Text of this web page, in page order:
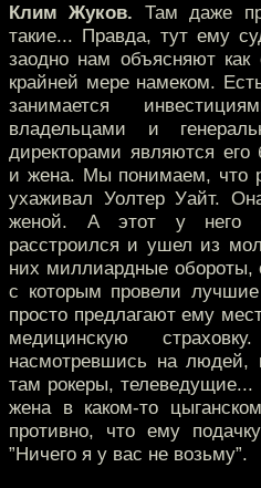
Клим Жуков. Там даже
такие... Правда, тут ему
заодно нам объясняют
крайней мере намеком.
занимается
владельцами и
директорами являются
и жена. Мы понимаем, что
ухаживал Уолтер Уайт.
женой. А этот у него
расстроился и ушел из
них миллиардные обороты,
с которым провели
просто предлагают ему
медицинскую
насмотревшись на людей,
там рокеры,
жена в каком-то
противно, что ему
”Ничего я у вас не возьму”.